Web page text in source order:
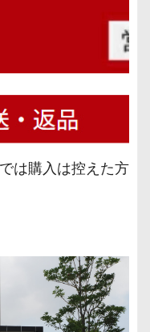
は購入は控えた方